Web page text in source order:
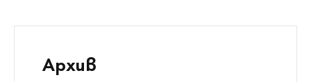
Архив